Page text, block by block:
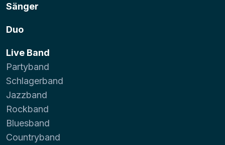
Sänger
Duo
Live Band
Partyband
Schlagerband
Jazzband
Rockband
Bluesband
Countryband